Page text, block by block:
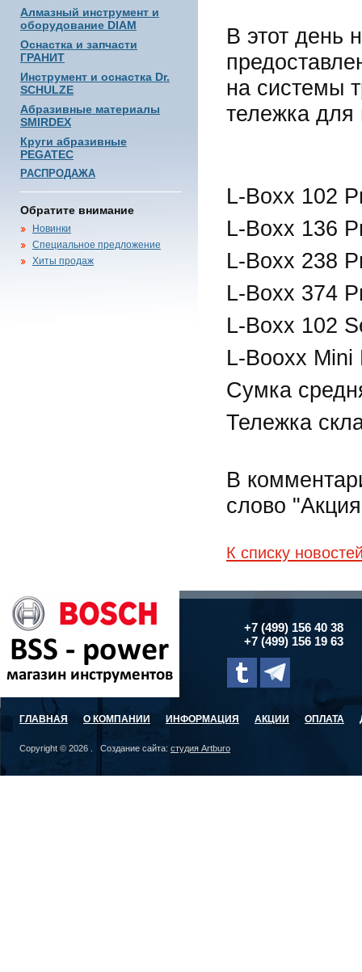
Алмазный инструмент и
оборудование DIAM
Оснастка и запчасти
ГРАНИТ
Инструмент и оснастка Dr.
SCHULZE
Абразивные материалы
SMIRDEX
Круги абразивные
PEGATEC
РАСПРОДАЖА
Обратите внимание
Новинки
Специальное предложение
Хиты продаж
В этот день
на системы
тележка для
L-Boxx 102
L-Boxx 136
L-Boxx 238
L-Boxx 374
L-Boxx 102
L-Booxx
Сумка
Тележка
В
слово
К списку
+7 (499) 156 40 38
+7 (499) 156 19 63
ГЛАВНАЯ О КОМПАНИИ ИНФОРМАЦИЯ АКЦИИ ОПЛАТА
Copyright © 2026 . Создание сайта: студия Artburo